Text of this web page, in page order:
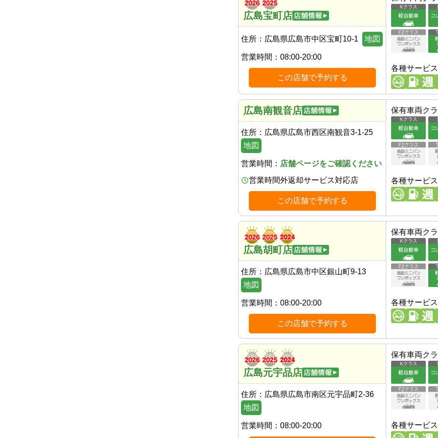
広島宝町店
住所： 広島県広島市中区宝町10-1 地図
営業時間： 08:00-20:00
この店舗で予約する
各種サービス
広島南観音店
住所： 広島県広島市西区南観音3-1-25
地図
営業時間： 店舗ページをご確認ください
営業時間外返却サービス対応店
この店舗で予約する
保有車両ク
各種サービス
広島胡町店
住所： 広島県広島市中区銀山町9-13
地図
営業時間： 08:00-20:00
この店舗で予約する
保有車両ク
各種サービス
広島元宇品店
住所： 広島県広島市南区元宇品町2-36
地図
営業時間： 08:00-20:00
保有車両ク
各種サービス